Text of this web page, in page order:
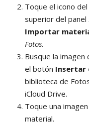
Toque el icono
superior del panel
Importar
Fotos.
Busque la
el botón Insertar
biblioteca de
iCloud Drive.
Toque una
material.